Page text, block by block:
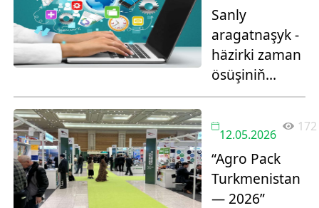
Sanly
aragatnaşyk -
häzirki zaman
ösüşiniň
binýady
12.05.2026
172
“Agro Pack
Turkmenistan
— 2026”